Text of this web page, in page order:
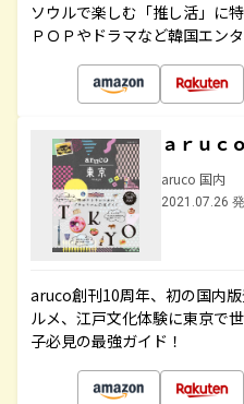
ソウルで楽しむ「推し活」に
ＰＯＰやドラマなど韓国エン
ａｒｕ
aruco 国内
2021.07.26
aruco創刊10周年、初の国内
ルメ、江戸文化体験に東京で
子必見の最強ガイド！